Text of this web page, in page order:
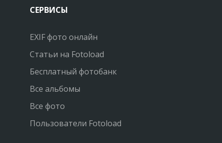
СЕРВИСЫ
EXIF фото онлайн
Статьи на Fotoload
Бесплатный фотобанк
Все альбомы
Все фото
Пользователи Fotoload